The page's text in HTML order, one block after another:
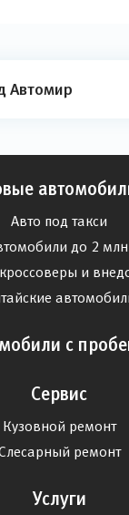
Автомир
Авто под такси
до 2
и
с
Сервис
Кузовной ремонт
ремонт
Услуги